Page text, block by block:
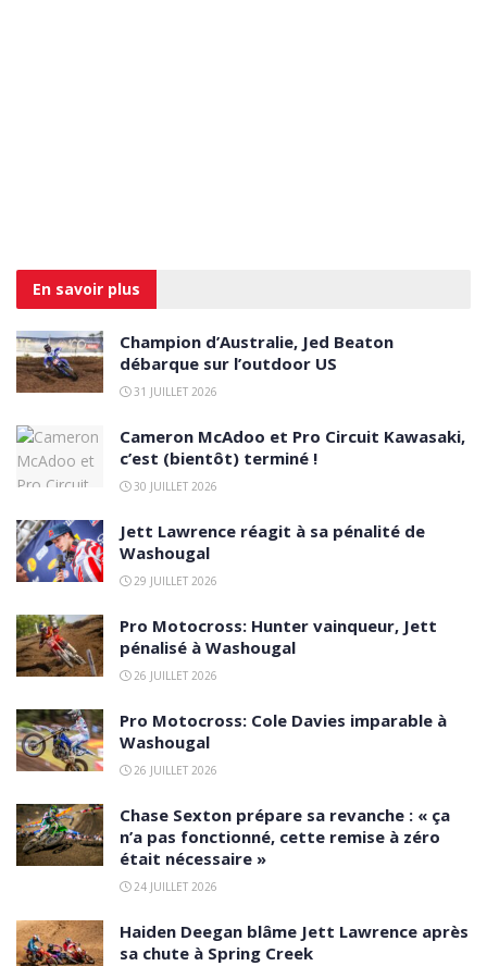
En savoir plus
Champion d’Australie, Jed Beaton
débarque sur l’outdoor US
31 JUILLET 2026
Cameron McAdoo et Pro Circuit Kawasaki,
c’est (bientôt) terminé !
30 JUILLET 2026
Jett Lawrence réagit à sa pénalité de
Washougal
29 JUILLET 2026
Pro Motocross: Hunter vainqueur, Jett
pénalisé à Washougal
26 JUILLET 2026
Pro Motocross: Cole Davies imparable à
Washougal
26 JUILLET 2026
Chase Sexton prépare sa revanche : « ça
n’a pas fonctionné, cette remise à zéro
était nécessaire »
24 JUILLET 2026
Haiden Deegan blâme Jett Lawrence après
sa chute à Spring Creek